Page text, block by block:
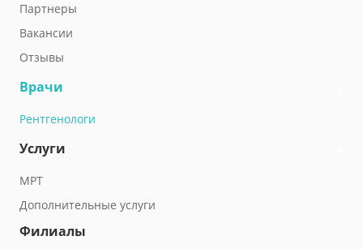
Партнеры
Вакансии
Отзывы
Врачи
Рентгенологи
Услуги
МРТ
Дополнительные услуги
Филиалы